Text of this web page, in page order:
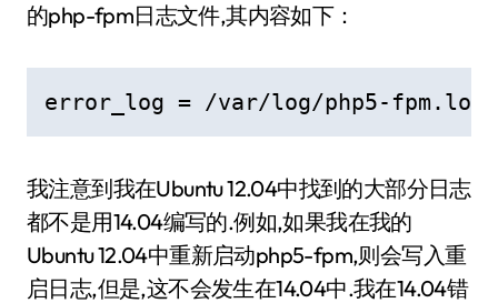
的php-fpm日志文件,其内容如下：
error_log = /var/log/php5-fpm.log
我注意到我在Ubuntu 12.04中找到的大部分日志
都不是用14.04编写的.例如,如果我在我的
Ubuntu 12.04中重新启动php5-fpm,则会写入重
启日志,但是,这不会发生在14.04中.我在14.04错